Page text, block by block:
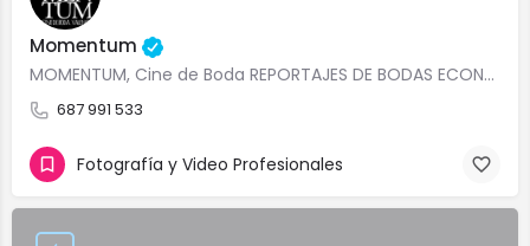
Momentum
MOMENTUM, Cine de Boda REPORTAJES DE BODAS ECONÓMICOS VALENCIA VÍDEO PROFESIONALES…
687 991 533
Fotografía y Video Profesionales